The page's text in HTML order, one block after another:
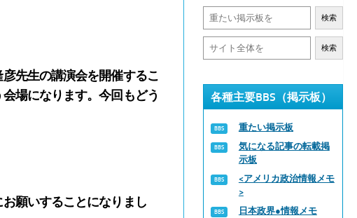
先生の講演会を開催するこ
会場になります。今回もどう
お願いすることになりまし
検索
検索
各種主要BBS（掲示板）
重たい掲示板
気になる記事の転載掲
示板
<アメリカ政治情報メモ
>
日本政界●情報メモ